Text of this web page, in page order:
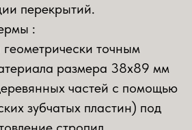
перекрытий.
:
геометрически точным
размера 38х89 мм
частей с помощью
зубчатых пластин) под